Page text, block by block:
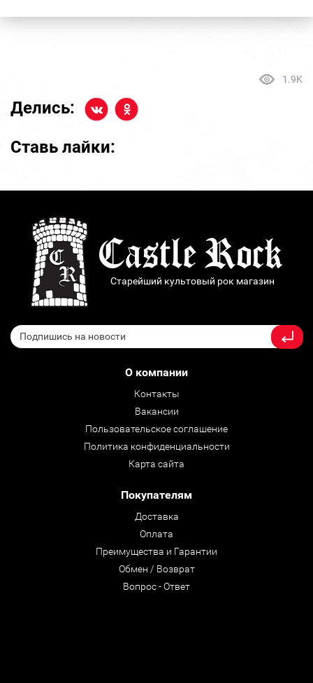
1.9K
Делись:
Ставь лайки:
Старейший культовый рок магазин
О компании
Контакты
Вакансии
Пользовательское соглашение
Политика конфиденциальности
Карта сайта
Покупателям
Доставка
Оплата
Преимущества и Гарантии
Обмен / Возврат
Вопрос - Ответ